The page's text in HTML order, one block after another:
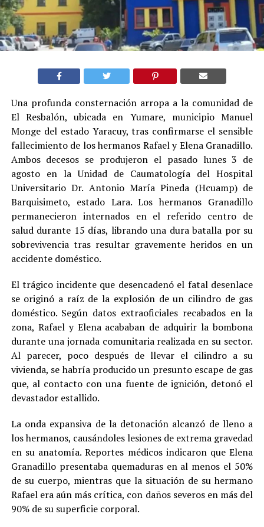
Una profunda consternación arropa a la comunidad de
El Resbalón, ubicada en Yumare, municipio Manuel
Monge del estado Yaracuy, tras confirmarse el sensible
fallecimiento de los hermanos Rafael y Elena Granadillo.
Ambos decesos se produjeron el pasado lunes 3 de
agosto en la Unidad de Caumatología del Hospital
Universitario Dr. Antonio María Pineda (Hcuamp) de
Barquisimeto, estado Lara. Los hermanos Granadillo
permanecieron internados en el referido centro de
salud durante 15 días, librando una dura batalla por su
sobrevivencia tras resultar gravemente heridos en un
accidente doméstico.
El trágico incidente que desencadenó el fatal desenlace
se originó a raíz de la explosión de un cilindro de gas
doméstico. Según datos extraoficiales recabados en la
zona, Rafael y Elena acababan de adquirir la bombona
durante una jornada comunitaria realizada en su sector.
Al parecer, poco después de llevar el cilindro a su
vivienda, se habría producido un presunto escape de gas
que, al contacto con una fuente de ignición, detonó el
devastador estallido.
La onda expansiva de la detonación alcanzó de lleno a
los hermanos, causándoles lesiones de extrema gravedad
en su anatomía. Reportes médicos indicaron que Elena
Granadillo presentaba quemaduras en al menos el 50%
de su cuerpo, mientras que la situación de su hermano
Rafael era aún más crítica, con daños severos en más del
90% de su superficie corporal.